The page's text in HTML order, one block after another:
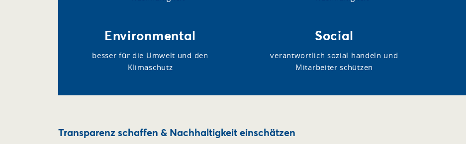
Environmental
besser für die Umwelt und den
Klimaschutz
Social
verantwortlich sozial handeln und
Mitarbeiter schützen
Transparenz schaffen & Nachhaltigkeit einschätzen